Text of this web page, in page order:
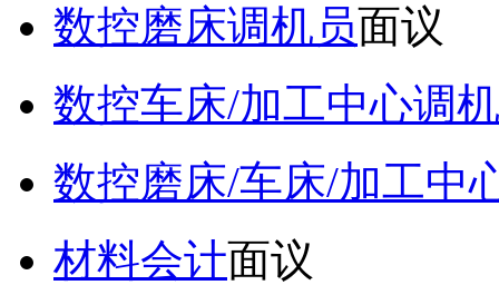
数控磨床调机员面议
数控车床/加工中心调
数控磨床/车床/加工中
材料会计面议